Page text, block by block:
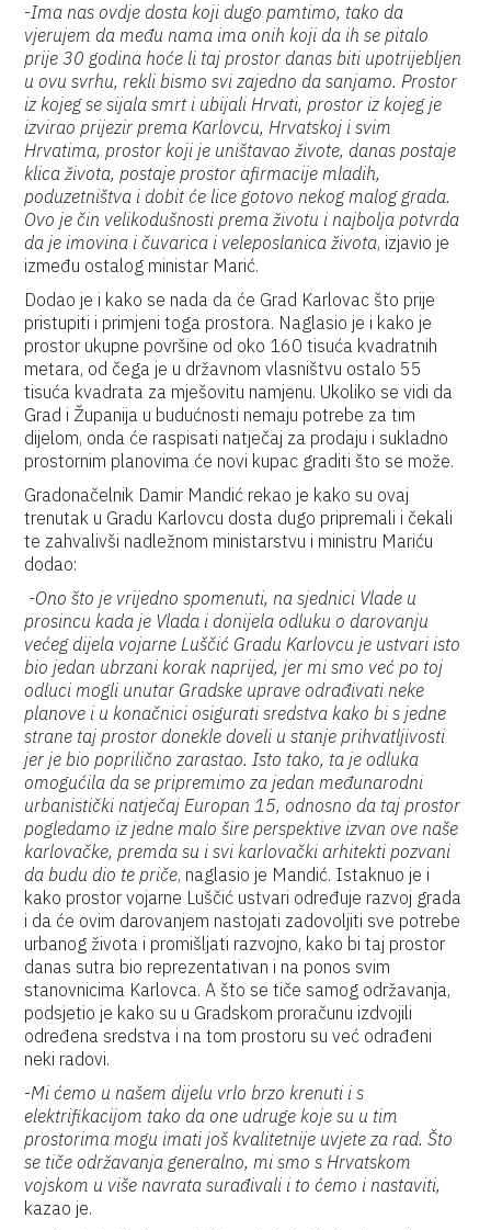
-Ima nas ovdje dosta koji dugo pamtimo, tako da
vjerujem da među nama ima onih koji da ih se pitalo
prije 30 godina hoće li taj prostor danas biti upotrijebljen
u ovu svrhu, rekli bismo svi zajedno da sanjamo. Prostor
iz kojeg se sijala smrt i ubijali Hrvati, prostor iz kojeg je
izvirao prijezir prema Karlovcu, Hrvatskoj i svim
Hrvatima, prostor koji je uništavao živote, danas postaje
klica života, postaje prostor afirmacije mladih,
poduzetništva i dobit će lice gotovo nekog malog grada.
Ovo je čin velikodušnosti prema životu i najbolja potvrda
da je imovina i čuvarica i veleposlanica života, izjavio je
između ostalog ministar Marić.
Dodao je i kako se nada da će Grad Karlovac što prije
pristupiti i primjeni toga prostora. Naglasio je i kako je
prostor ukupne površine od oko 160 tisuća kvadratnih
metara, od čega je u državnom vlasništvu ostalo 55
tisuća kvadrata za mješovitu namjenu. Ukoliko se vidi da
Grad i Županija u budućnosti nemaju potrebe za tim
dijelom, onda će raspisati natječaj za prodaju i sukladno
prostornim planovima će novi kupac graditi što se može.
Gradonačelnik Damir Mandić rekao je kako su ovaj
trenutak u Gradu Karlovcu dosta dugo pripremali i čekali
te zahvalivši nadležnom ministarstvu i ministru Mariću
dodao:
-Ono što je vrijedno spomenuti, na sjednici Vlade u
prosincu kada je Vlada i donijela odluku o darovanju
većeg dijela vojarne Luščić Gradu Karlovcu je ustvari isto
bio jedan ubrzani korak naprijed, jer mi smo već po toj
odluci mogli unutar Gradske uprave odrađivati neke
planove i u konačnici osigurati sredstva kako bi s jedne
strane taj prostor donekle doveli u stanje prihvatljivosti
jer je bio poprilično zarastao. Isto tako, ta je odluka
omogućila da se pripremimo za jedan međunarodni
urbanistički natječaj Europan 15, odnosno da taj prostor
pogledamo iz jedne malo šire perspektive izvan ove naše
karlovačke, premda su i svi karlovački arhitekti pozvani
da budu dio te priče, naglasio je Mandić. Istaknuo je i
kako prostor vojarne Luščić ustvari određuje razvoj grada
i da će ovim darovanjem nastojati zadovoljiti sve potrebe
urbanog života i promišljati razvojno, kako bi taj prostor
danas sutra bio reprezentativan i na ponos svim
stanovnicima Karlovca. A što se tiče samog održavanja,
podsjetio je kako su u Gradskom proračunu izdvojili
određena sredstva i na tom prostoru su već odrađeni
neki radovi.
-Mi ćemo u našem dijelu vrlo brzo krenuti i s
elektrifikacijom tako da one udruge koje su u tim
prostorima mogu imati još kvalitetnije uvjete za rad. Što
se tiče održavanja generalno, mi smo s Hrvatskom
vojskom u više navrata surađivali i to ćemo i nastaviti,
kazao je.